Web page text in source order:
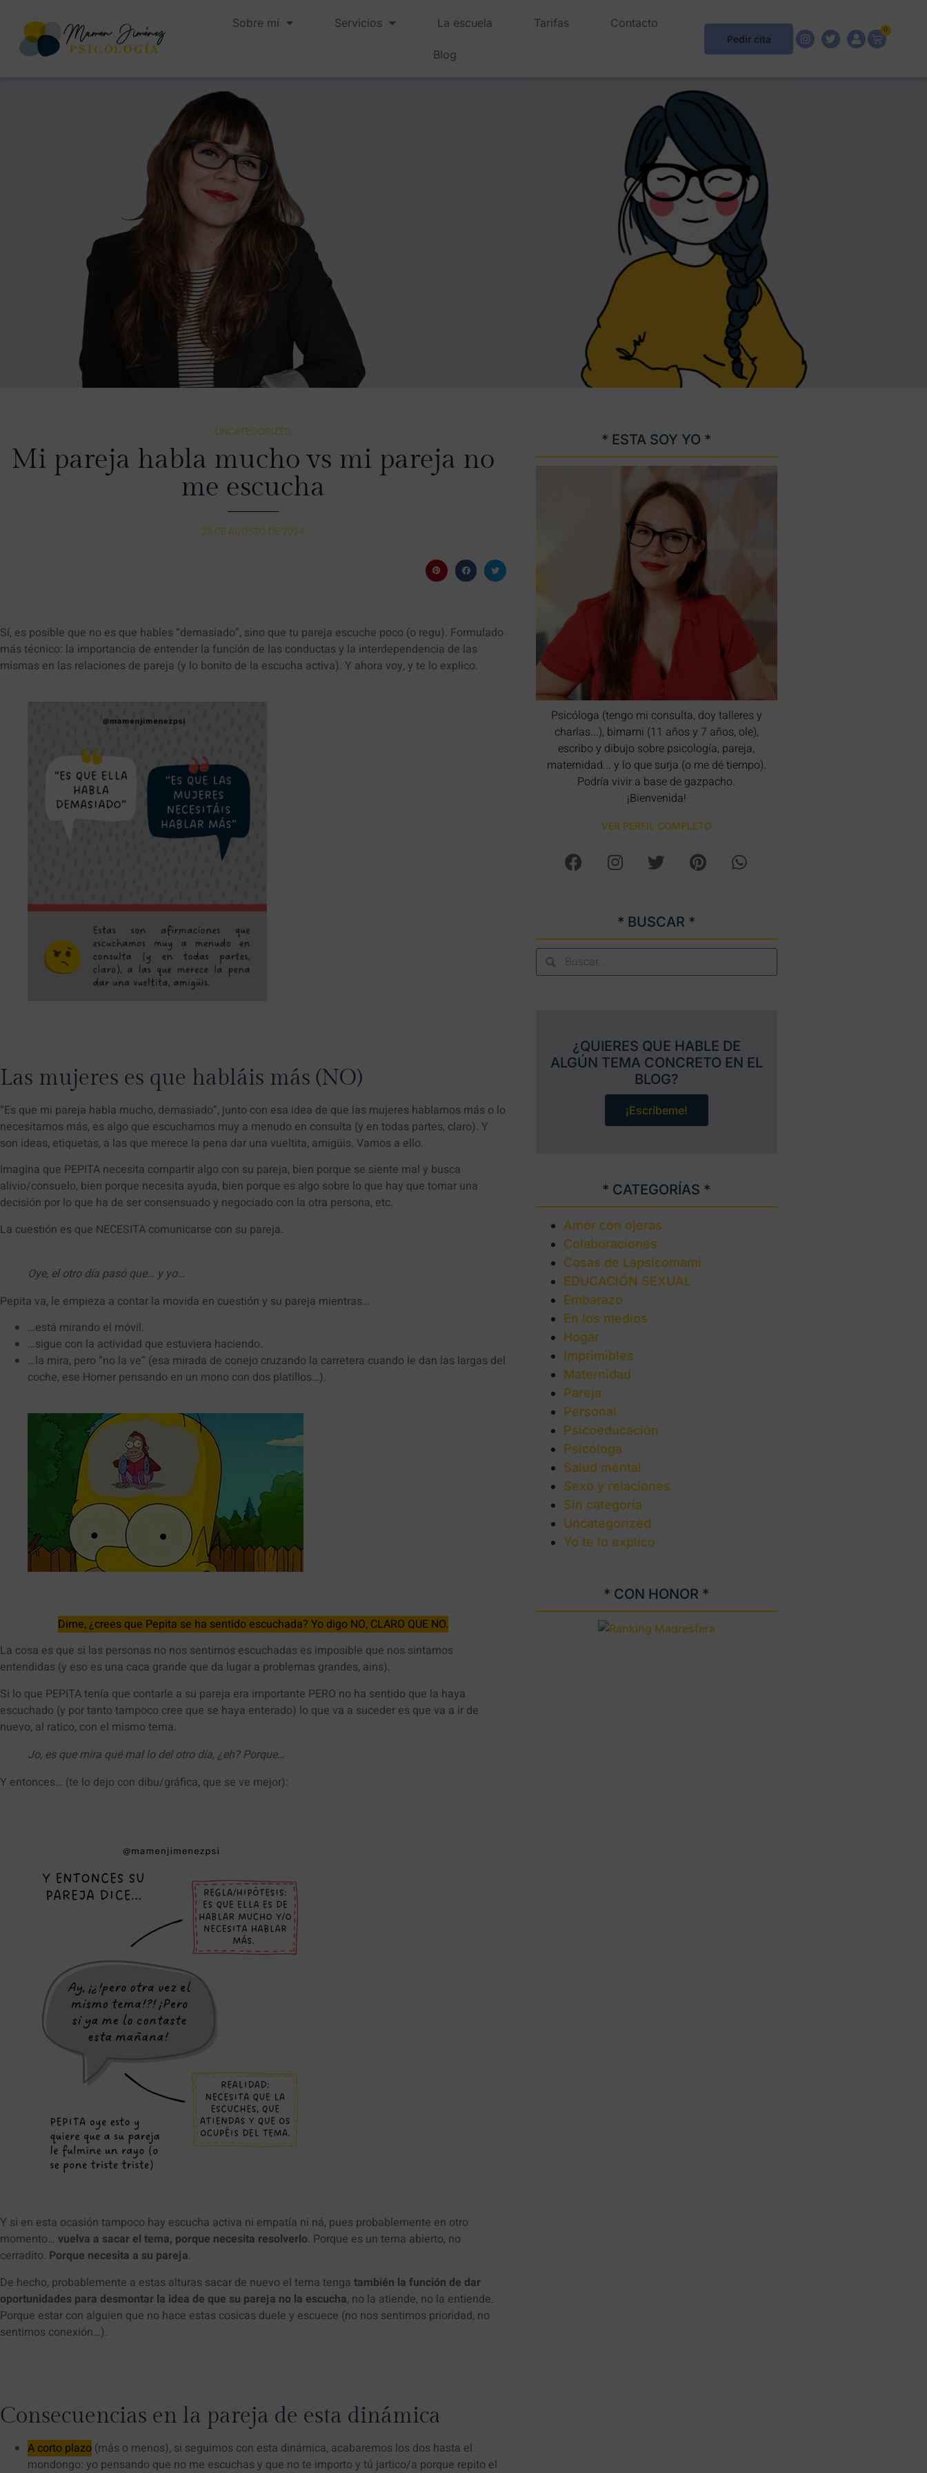
Sobre mí Servicios La escuela Tarifas Contacto
Blog
Pedir cita
0
UNCATEGORIZED
Mi pareja habla mucho vs mi pareja no
me escucha
29 DE AGOSTO DE 2024
Sí, es posible que no es que hables “demasiado”, sino que tu pareja escuche poco (o regu). Formulado
más técnico: la importancia de entender la función de las conductas y la interdependencia de las
mismas en las relaciones de pareja (y lo bonito de la escucha activa). Y ahora voy, y te lo explico.
Las mujeres es que habláis más (NO)
“Es que mi pareja habla mucho, demasiado”, junto con esa idea de que las mujeres hablamos más o lo
necesitamos más, es algo que escuchamos muy a menudo en consulta (y en todas partes, claro). Y
son ideas, etiquetas, a las que merece la pena dar una vueltita, amigüis. Vamos a ello.
Imagina que PEPITA necesita compartir algo con su pareja, bien porque se siente mal y busca
alivio/consuelo, bien porque necesita ayuda, bien porque es algo sobre lo que hay que tomar una
decisión por lo que ha de ser consensuado y negociado con la otra persona, etc.
La cuestión es que NECESITA comunicarse con su pareja.
Oye, el otro día pasó que… y yo…
Pepita va, le empieza a contar la movida en cuestión y su pareja mientras…
…está mirando el móvil.
…sigue con la actividad que estuviera haciendo.
…la mira, pero “no la ve” (esa mirada de conejo cruzando la carretera cuando le dan las largas del
coche, ese Homer pensando en un mono con dos platillos…).
Dime, ¿crees que Pepita se ha sentido escuchada? Yo digo NO, CLARO QUE NO.
La cosa es que si las personas no nos sentimos escuchadas es imposible que nos sintamos
entendidas (y eso es una caca grande que da lugar a problemas grandes, ains).
Si lo que PEPITA tenía que contarle a su pareja era importante PERO no ha sentido que la haya
escuchado (y por tanto tampoco cree que se haya enterado) lo que va a suceder es que va a ir de
nuevo, al ratico, con el mismo tema.
Jo, es que mira qué mal lo del otro día, ¿eh? Porque…
Y entonces… (te lo dejo con dibu/gráfica, que se ve mejor):
Y si en esta ocasión tampoco hay escucha activa ni empatía ni ná, pues probablemente en otro
momento… vuelva a sacar el tema, porque necesita resolverlo. Porque es un tema abierto, no
cerradito. Porque necesita a su pareja.
De hecho, probablemente a estas alturas sacar de nuevo el tema tenga también la función de dar
oportunidades para desmontar la idea de que su pareja no la escucha, no la atiende, no la entiende.
Porque estar con alguien que no hace estas cosicas duele y escuece (no nos sentimos prioridad, no
sentimos conexión…).
Consecuencias en la pareja de esta dinámica
A corto plazo (más o menos), si seguimos con esta dinámica, acabaremos los dos hasta el
mondongo: yo pensando que no me escuchas y que no te importo y tú jartico/a porque repito el
* ESTA SOY YO *
Psicóloga (tengo mi consulta, doy talleres y
charlas...), bimami (11 años y 7 años, ole),
escribo y dibujo sobre psicología, pareja,
maternidad... y lo que surja (o me dé tiempo).
Podría vivir a base de gazpacho.
¡Bienvenida!
VER PERFIL COMPLETO
* BUSCAR *
¿QUIERES QUE HABLE DE
ALGÚN TEMA CONCRETO EN EL
BLOG?
¡Escríbeme!
* CATEGORÍAS *
Amor con ojeras
Colaboraciones
Cosas de Lapsicomami
EDUCACIÓN SEXUAL
Embarazo
En los medios
Hogar
Imprimibles
Maternidad
Pareja
Personal
Psicoeducación
Psicóloga
Salud mental
Sexo y relaciones
Sin categoría
Uncategorized
Yo te lo explico
* CON HONOR *